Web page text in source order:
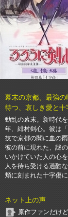
幕末の京都、最強
待つ、哀しき愛と十
動乱の幕末。新時代
年、緋村剣心。彼は
技で京都の闇に血の
彼の前に現れた、謎
いかけていた人の心
人を待ち受ける過酷
頬に刻まれた十字傷
ネット上の声
原作ファンだけ